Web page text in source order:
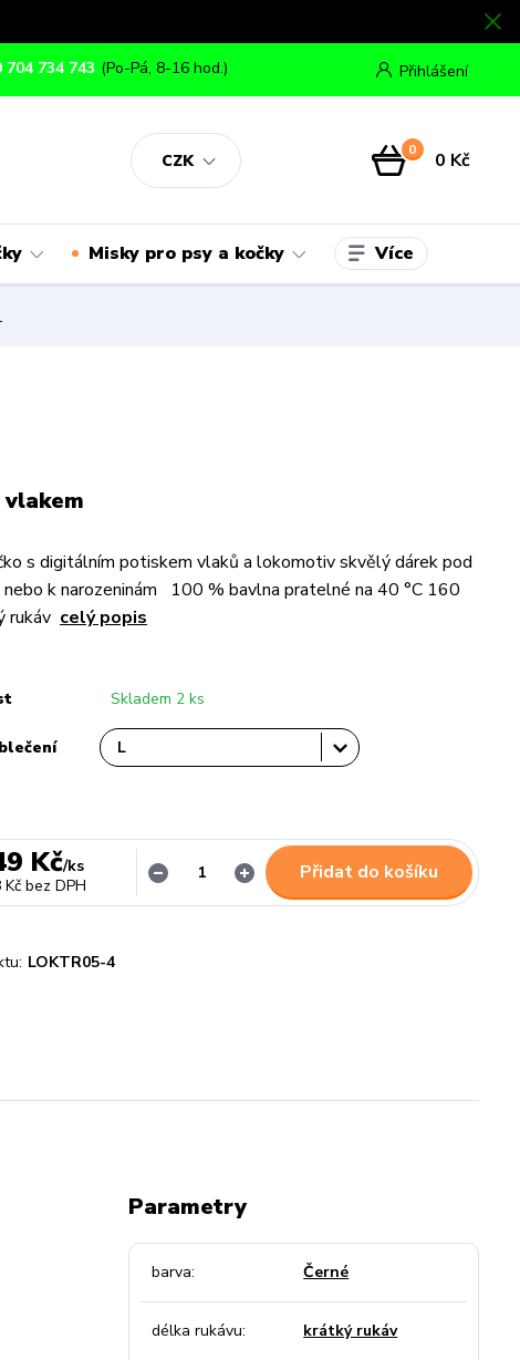
CZK
Přihlášení
704 734 743 (Po-Pá, 8-16 hod.)
0 0 Kč
Misky pro psy a kočky Více
s digitálním potiskem vlaků a lokomotiv skvělý dárek pod
k narozeninám 100 % bavlna pratelné na 40 °C 160
rukáv celý popis
Skladem 2 ks
Kč/ks
Kč bez DPH
Přidat do košíku
LOKTR05-4
Parametry
barva Černé
délka rukávu krátký rukáv